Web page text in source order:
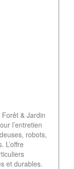
& Jardin
l’entretien
robots,
L’offre
et durables.